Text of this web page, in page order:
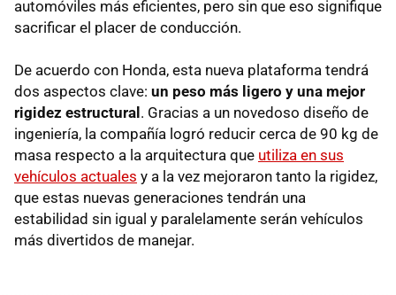
automóviles más eficientes, pero sin que eso signifique
sacrificar el placer de conducción.
De acuerdo con Honda, esta nueva plataforma tendrá
dos aspectos clave: un peso más ligero y una mejor
rigidez estructural . Gracias a un novedoso diseño de
ingeniería, la compañía logró reducir cerca de 90 kg de
masa respecto a la arquitectura que utiliza en sus
vehículos actuales y a la vez mejoraron tanto la rigidez,
que estas nuevas generaciones tendrán una
estabilidad sin igual y paralelamente serán vehículos
más divertidos de manejar.